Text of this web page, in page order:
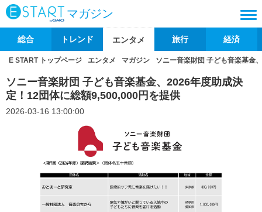
マガジン
総合 トレンド エンタメ 旅行 経済
E START トップページ エンタメ マガジン ソニー音楽財団 子ども音楽基金
ソニー音楽財団 子ども音楽基金、2026年度助成決
定！12団体に総額9,500,000円を提供
2026-03-16 13:00:00